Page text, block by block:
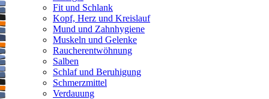
Fit und Schlank
Kopf, Herz und Kreislauf
Mund und Zahnhygiene
Muskeln und Gelenke
Raucherentwöhnung
Salben
Schlaf und Beruhigung
Schmerzmittel
Verdauung